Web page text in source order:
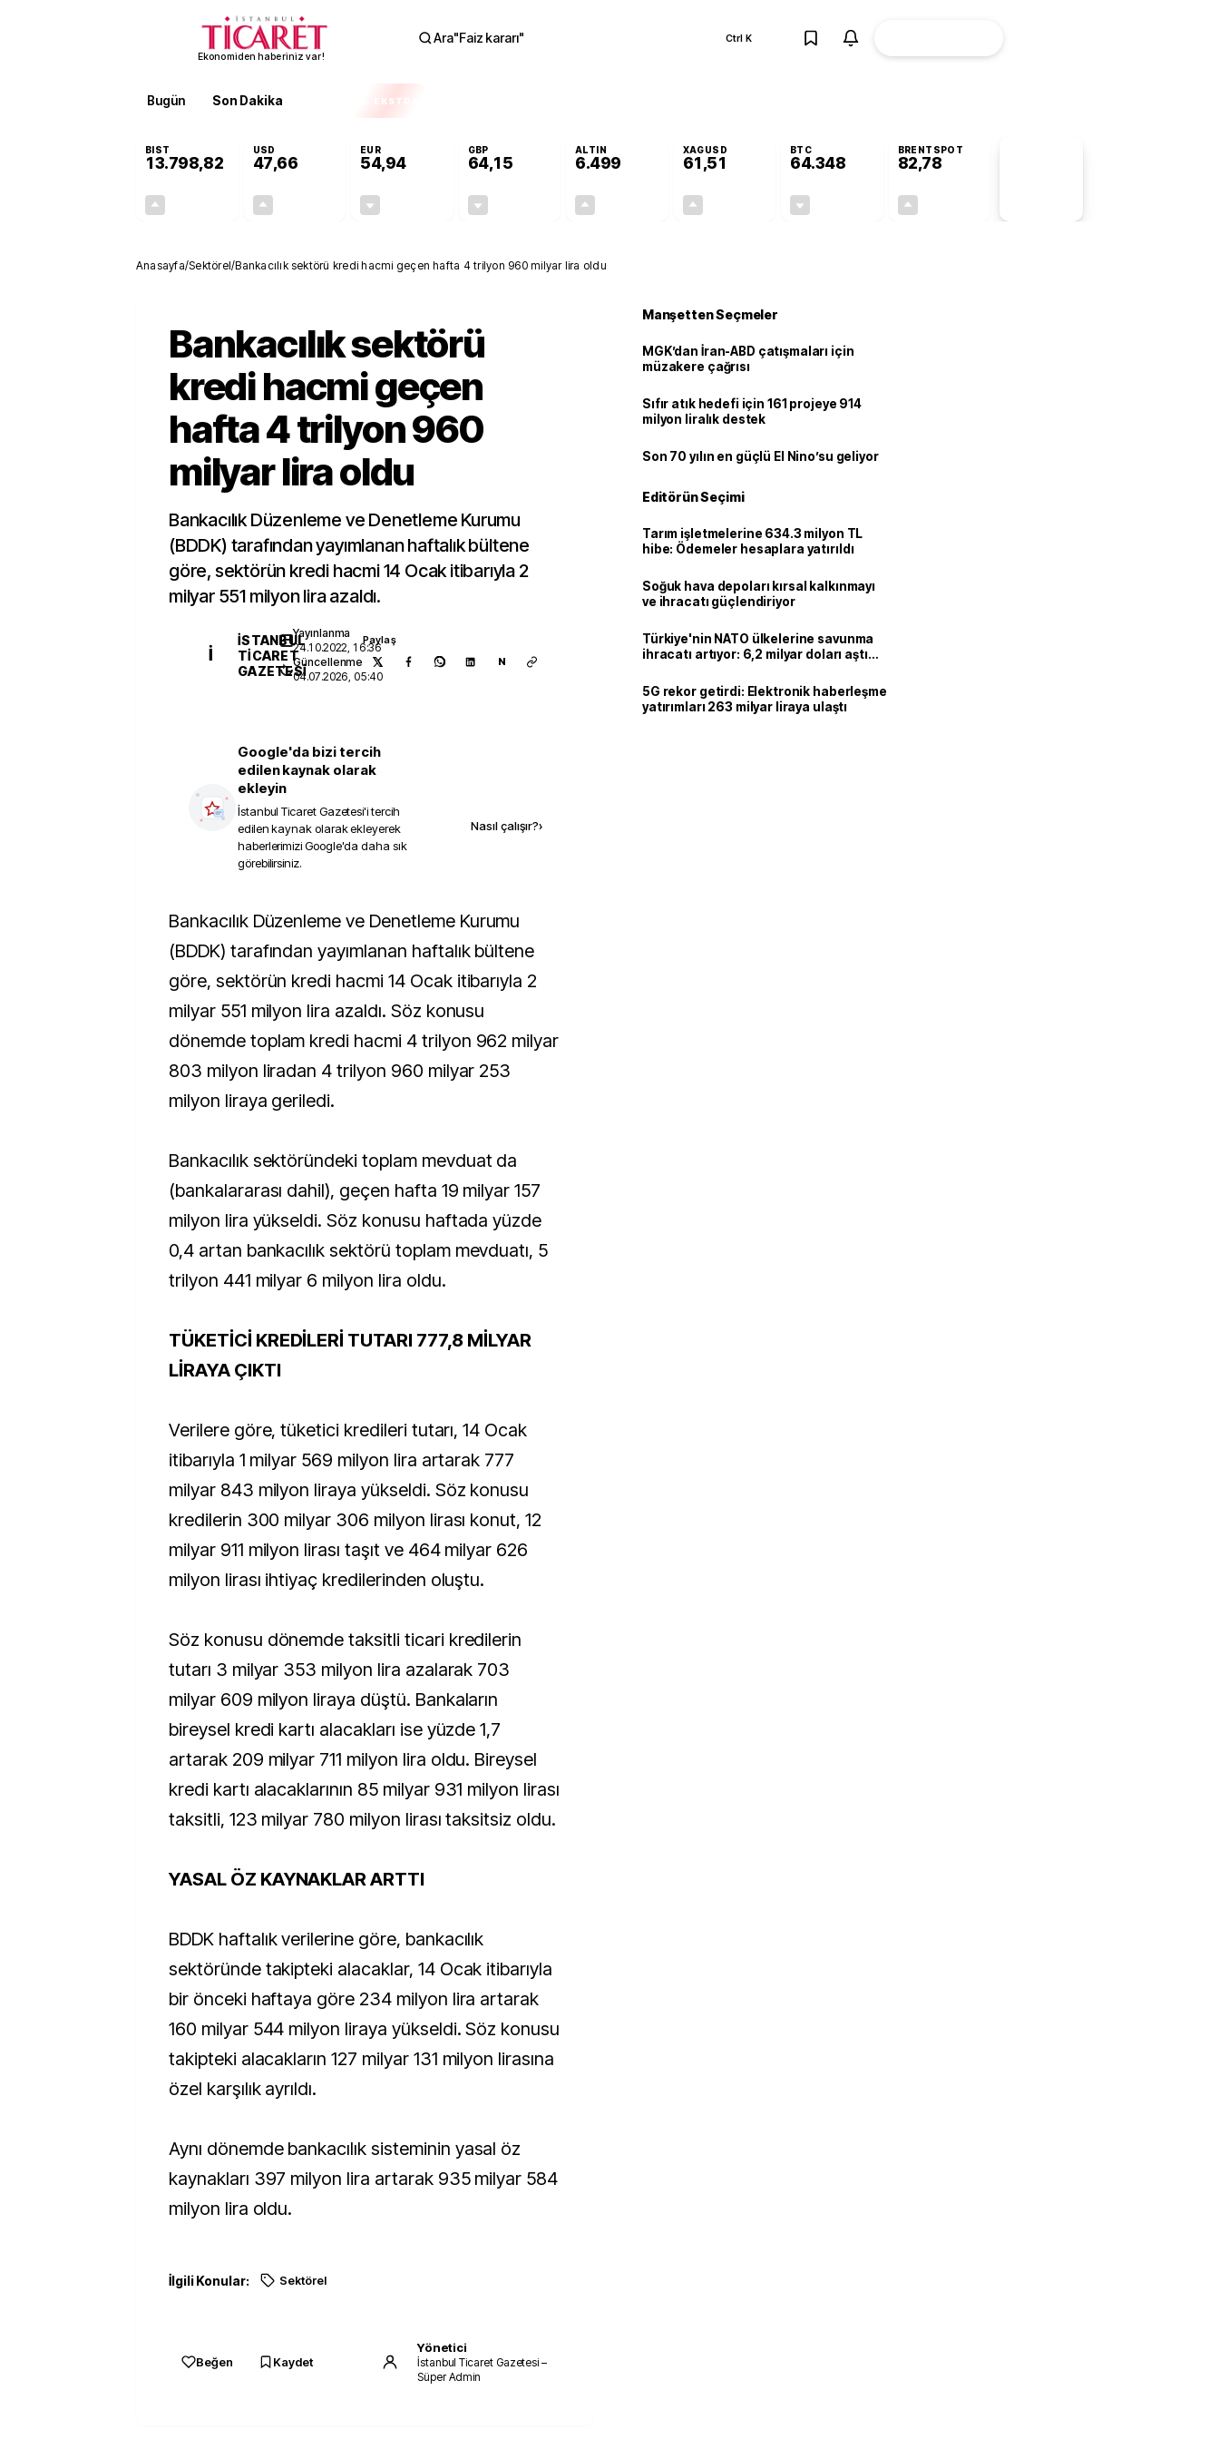
Ekonomiden haberiniz var!
Ara"Faiz kararı" Ctrl K
Bugün Son Dakika EKSTRA
BIST
13.798,82
USD
47,66
EUR
54,94
GBP
64,15
ALTIN
6.499
XAGUSD
61,51
BTC
64.348
BRENTSPOT
82,78
Anasayfa/Sektörel/Bankacılık sektörü kredi hacmi geçen hafta 4 trilyon 960 milyar lira oldu
Bankacılık sektörü
kredi hacmi geçen
hafta 4 trilyon 960
milyar lira oldu
Bankacılık Düzenleme ve Denetleme Kurumu
(BDDK) tarafından yayımlanan haftalık bültene
göre, sektörün kredi hacmi 14 Ocak itibarıyla 2
milyar 551 milyon lira azaldı.
İ
İSTANBUL
TICARET
GAZETESI
Yayınlanma
24.10.2022, 16:36
Güncellenme
04.07.2026, 05:40
Paylaş
N
Google'da bizi tercih
edilen kaynak olarak
ekleyin
İstanbul Ticaret Gazetesi'i tercih
edilen kaynak olarak ekleyerek
haberlerimizi Google'da daha sık
görebilirsiniz.
Nasıl çalışır?›
Bankacılık Düzenleme ve Denetleme Kurumu
(BDDK) tarafından yayımlanan haftalık bültene
göre, sektörün kredi hacmi 14 Ocak itibarıyla 2
milyar 551 milyon lira azaldı. Söz konusu
dönemde toplam kredi hacmi 4 trilyon 962 milyar
803 milyon liradan 4 trilyon 960 milyar 253
milyon liraya geriledi.
Bankacılık sektöründeki toplam mevduat da
(bankalararası dahil), geçen hafta 19 milyar 157
milyon lira yükseldi. Söz konusu haftada yüzde
0,4 artan bankacılık sektörü toplam mevduatı, 5
trilyon 441 milyar 6 milyon lira oldu.
TÜKETİCİ KREDİLERİ TUTARI 777,8 MİLYAR
LİRAYA ÇIKTI
Verilere göre, tüketici kredileri tutarı, 14 Ocak
itibarıyla 1 milyar 569 milyon lira artarak 777
milyar 843 milyon liraya yükseldi. Söz konusu
kredilerin 300 milyar 306 milyon lirası konut, 12
milyar 911 milyon lirası taşıt ve 464 milyar 626
milyon lirası ihtiyaç kredilerinden oluştu.
Söz konusu dönemde taksitli ticari kredilerin
tutarı 3 milyar 353 milyon lira azalarak 703
milyar 609 milyon liraya düştü. Bankaların
bireysel kredi kartı alacakları ise yüzde 1,7
artarak 209 milyar 711 milyon lira oldu. Bireysel
kredi kartı alacaklarının 85 milyar 931 milyon lirası
taksitli, 123 milyar 780 milyon lirası taksitsiz oldu.
YASAL ÖZ KAYNAKLAR ARTTI
BDDK haftalık verilerine göre, bankacılık
sektöründe takipteki alacaklar, 14 Ocak itibarıyla
bir önceki haftaya göre 234 milyon lira artarak
160 milyar 544 milyon liraya yükseldi. Söz konusu
takipteki alacakların 127 milyar 131 milyon lirasına
özel karşılık ayrıldı.
Aynı dönemde bankacılık sisteminin yasal öz
kaynakları 397 milyon lira artarak 935 milyar 584
milyon lira oldu.
İlgili Konular: Sektörel
Beğen Kaydet
Yönetici
İstanbul Ticaret Gazetesi –
Süper Admin
Manşetten Seçmeler
MGK’dan İran-ABD çatışmaları için
müzakere çağrısı
Sıfır atık hedefi için 161 projeye 914
milyon liralık destek
Son 70 yılın en güçlü El Nino’su geliyor
Editörün Seçimi
Tarım işletmelerine 634.3 milyon TL
hibe: Ödemeler hesaplara yatırıldı
Soğuk hava depoları kırsal kalkınmayı
ve ihracatı güçlendiriyor
Türkiye'nin NATO ülkelerine savunma
ihracatı artıyor: 6,2 milyar doları aştı
5G rekor getirdi: Elektronik haberleşme
yatırımları 263 milyar liraya ulaştı